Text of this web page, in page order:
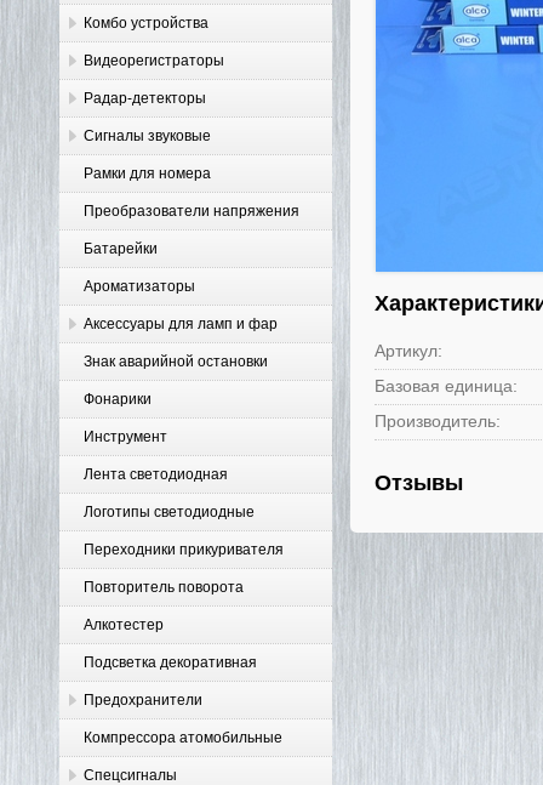
Комбо устройства
Видеорегистраторы
Радар-детекторы
Сигналы звуковые
Рамки для номера
Преобразователи напряжения
Батарейки
Ароматизаторы
Аксессуары для ламп и фар
Знак аварийной остановки
Фонарики
Инструмент
Лента светодиодная
Логотипы светодиодные
Переходники прикуривателя
Повторитель поворота
Алкотестер
Подсветка декоративная
Предохранители
Компрессора атомобильные
Спецсигналы
Артикул:
Базовая единица:
Производитель:
Отзывы